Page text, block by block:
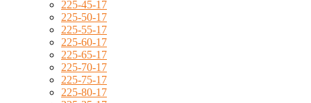
225-45-17
225-50-17
225-55-17
225-60-17
225-65-17
225-70-17
225-75-17
225-80-17